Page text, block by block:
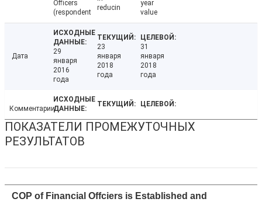
Officers
(respondent
reducin
year
value
Дата
29
января
2016
года
23
января
2018
года
31
января
2018
года
Комментарии
ПОКАЗАТЕЛИ ПРОМЕЖУТОЧНЫХ
РЕЗУЛЬТАТОВ
COP of Financial Offciers is Established and